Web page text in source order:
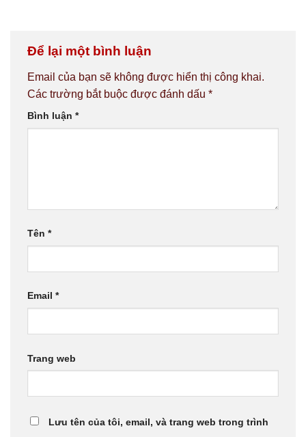
Để lại một bình luận
Email của bạn sẽ không được hiển thị công khai.
Các trường bắt buộc được đánh dấu *
Bình luận *
Tên *
Email *
Trang web
Lưu tên của tôi, email, và trang web trong trình